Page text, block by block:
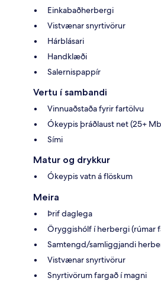
Einkabaðherbergi
Vistvænar snyrtivörur
Hárblásari
Handklæði
Salernispappír
Vertu í sambandi
Vinnuaðstaða fyrir fartölvu
Ókeypis þráðlaust net (25+
Sími
Matur og drykkur
Ókeypis vatn á flöskum
Meira
Þrif daglega
Öryggishólf í herbergi (rúmar
Samtengd/samliggjandi
Vistvænar snyrtivörur
Snyrtivörum fargað í magni